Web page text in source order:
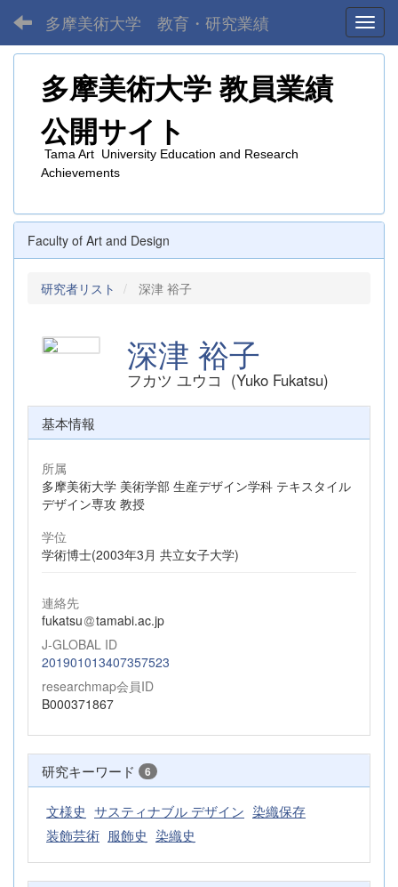
多摩美術大学 教育・研究業績
多摩美術大学 教員業績
公開サイト
Tama Art University Education and Research
Achievements
Faculty of Art and Design
研究者リスト 深津 裕子
深津 裕子
フカツ ユウコ (Yuko Fukatsu)
基本情報
所属
多摩美術大学 美術学部 生産デザイン学科 テキスタイル
デザイン専攻 教授
学位
学術博士(2003年3月 共立女子大学)
連絡先
fukatsu
tamabi.ac.jp
J-GLOBAL ID
201901013407357523
researchmap会員ID
B000371867
研究キーワード 6
文様史 サスティナブル デザイン 染織保存
装飾芸術 服飾史 染織史